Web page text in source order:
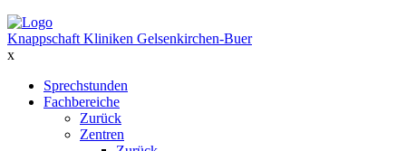
Knappschaft Kliniken Gelsenkirchen-Buer
x
Sprechstunden
Fachbereiche
Zurück
Zentren